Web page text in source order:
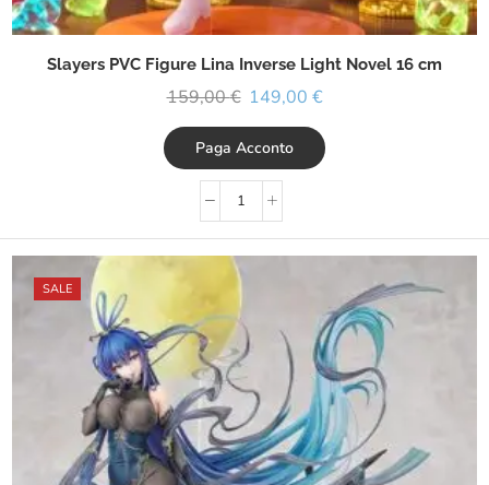
Slayers PVC Figure Lina Inverse Light Novel 16 cm
159,00€ 149,00 €
Paga Acconto
SALE